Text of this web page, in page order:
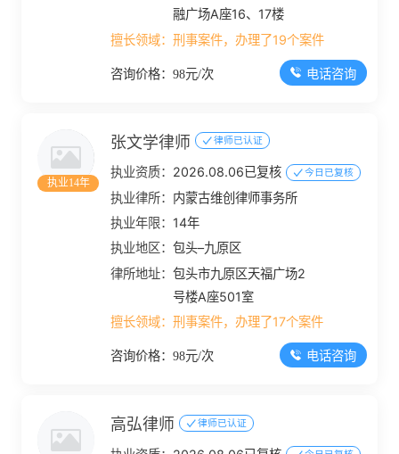
融广场A座16、17楼
擅长领域：刑事案件，办理了19个案件
咨询价格：98元/次 电话咨询
执业14年
张文学律师 律师已认证
执业资质： 2026.08.06已复核 今日已复核
执业律所： 内蒙古维创律师事务所
执业年限： 14年
执业地区：包头–九原区
律所地址：包头市九原区天福广场2
号楼A座501室
擅长领域：刑事案件，办理了17个案件
咨询价格：98元/次 电话咨询
高弘律师 律师已认证